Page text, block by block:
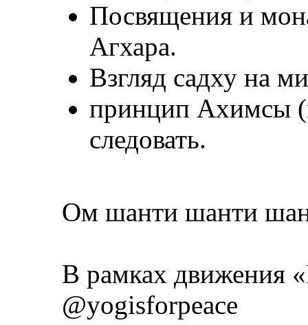
Посвящения и
Агхара.
Взгляд садху на
принцип Ахимсы
следовать.
Ом шанти шанти
В рамках движения
@yogisforpeace